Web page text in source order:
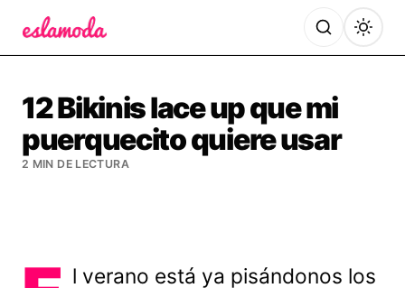
12 Bikinis lace up que mi
puerquecito quiere usar
2 MIN DE LECTURA
l verano está ya pisándonos los